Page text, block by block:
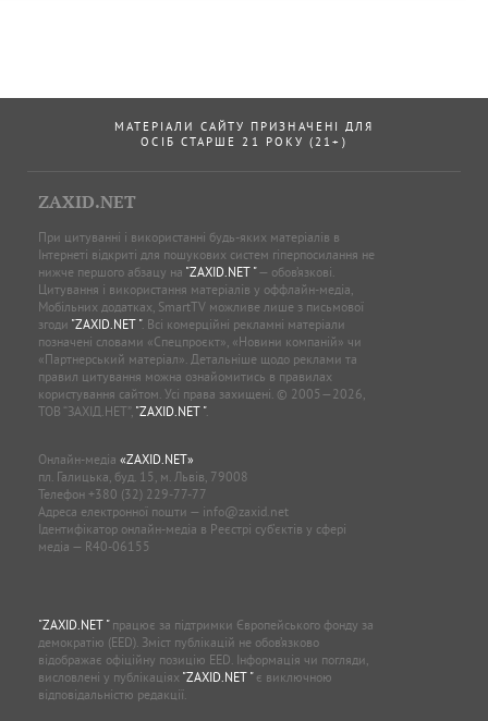
МАТЕРІАЛИ САЙТУ ПРИЗНАЧЕНІ ДЛЯ
ОСІБ СТАРШЕ 21 РОКУ (21+)
ZAXID.NET
При цитуванні і використанні будь-яких матеріалів в
Інтернеті відкриті для пошукових систем гіперпосилання не
нижче першого абзацу на "ZAXID.NET "— обов’язкові.
Цитування і використання матеріалів у оффлайн-медіа,
Мобільних додатках, SmartTV можливе лише з письмової
згоди "ZAXID.NET ". Всі комерційні рекламні матеріали
позначені словами «Спецпроєкт», «Новини компаній» чи
«Партнерський матеріал». Детальніше щодо реклами та
правил цитування можна ознайомитись в правилах
користування сайтом. Усі права захищені. © 2005—2026,
ТОВ “ЗАХІД.НЕТ”, "ZAXID.NET ".
Онлайн-медіа «ZAXID.NET»
пл. Галицька, буд. 15, м. Львів, 79008
Телефон +380 (32) 229-77-77
Адреса електронної пошти — info@zaxid.net
Ідентифікатор онлайн-медіа в Реєстрі суб'єктів у сфері
медіа — R40-06155
"ZAXID.NET "працює за підтримки Європейського фонду за
демократію (EED). Зміст публікацій не обов’язково
відображає офіційну позицію EED. Інформація чи погляди,
висловлені у публікаціях "ZAXID.NET "є виключною
відповідальністю редакції.